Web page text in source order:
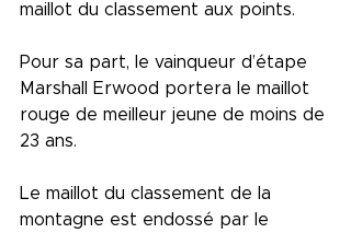
maillot du classement aux points.
Pour sa part, le vainqueur d’étape
Marshall Erwood portera le maillot
rouge de meilleur jeune de moins de
23 ans.
Le maillot du classement de la
montagne est endossé par le